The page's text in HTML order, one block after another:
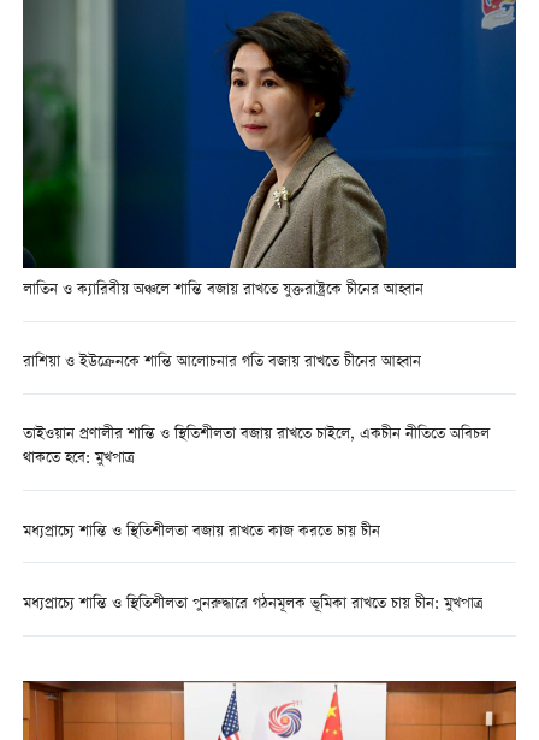
লাতিন ও ক্যারিবীয় অঞ্চলে শান্তি বজায় রাখতে যুক্তরাষ্ট্রকে চীনের আহ্বান
রাশিয়া ও ইউক্রেনকে শান্তি আলোচনার গতি বজায় রাখতে চীনের আহ্বান
তাইওয়ান প্রণালীর শান্তি ও স্থিতিশীলতা বজায় রাখতে চাইলে, একচীন নীতিতে অবিচল
থাকতে হবে: মুখপাত্র
মধ্যপ্রাচ্যে শান্তি ও স্থিতিশীলতা বজায় রাখতে কাজ করতে চায় চীন
মধ্যপ্রাচ্যে শান্তি ও স্থিতিশীলতা পুনরুদ্ধারে গঠনমূলক ভূমিকা রাখতে চায় চীন: মুখপাত্র